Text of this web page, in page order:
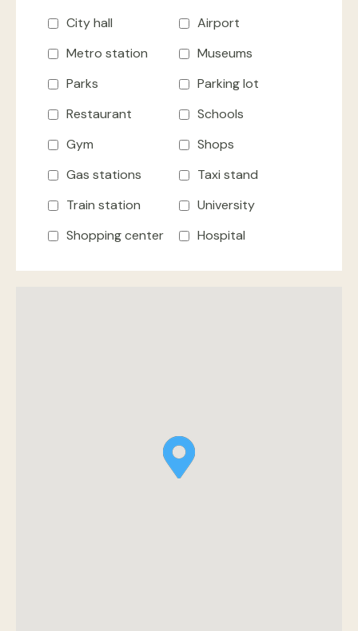
City hall
Airport
Metro station
Museums
Parks
Parking lot
Restaurant
Schools
Gym
Shops
Gas stations
Taxi stand
Train station
University
Shopping center
Hospital